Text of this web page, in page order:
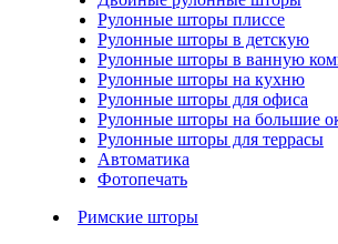
Рулонные шторы плиссе
Рулонные шторы в детскую
Рулонные шторы в ванную
Рулонные шторы на кухню
Рулонные шторы для офиса
Рулонные шторы на большие
Рулонные шторы для террасы
Автоматика
Фотопечать
Римские шторы